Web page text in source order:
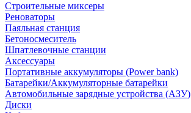
Строительные миксеры
Реноваторы
Паяльная станция
Бетоносмеситель
Шпатлевочные станции
Аксессуары
Портативные аккумуляторы (Power bank)
Батарейки/Аккумуляторные батарейки
Автомобильные зарядные устройства (АЗУ)
Диски